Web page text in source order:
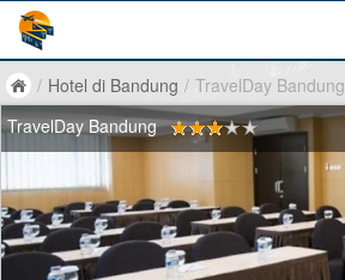
/ Hotel di Bandung / TravelDay Bandung
TravelDay Bandung